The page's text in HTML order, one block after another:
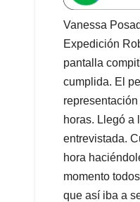
s
A
p
p
b
o
o
k
Vanessa
Expedición
pantalla
cumplida. El
horas. Llegó a
entrevistada.
hora
momento
que así iba a